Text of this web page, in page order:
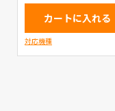
カートに入れる
対応機種